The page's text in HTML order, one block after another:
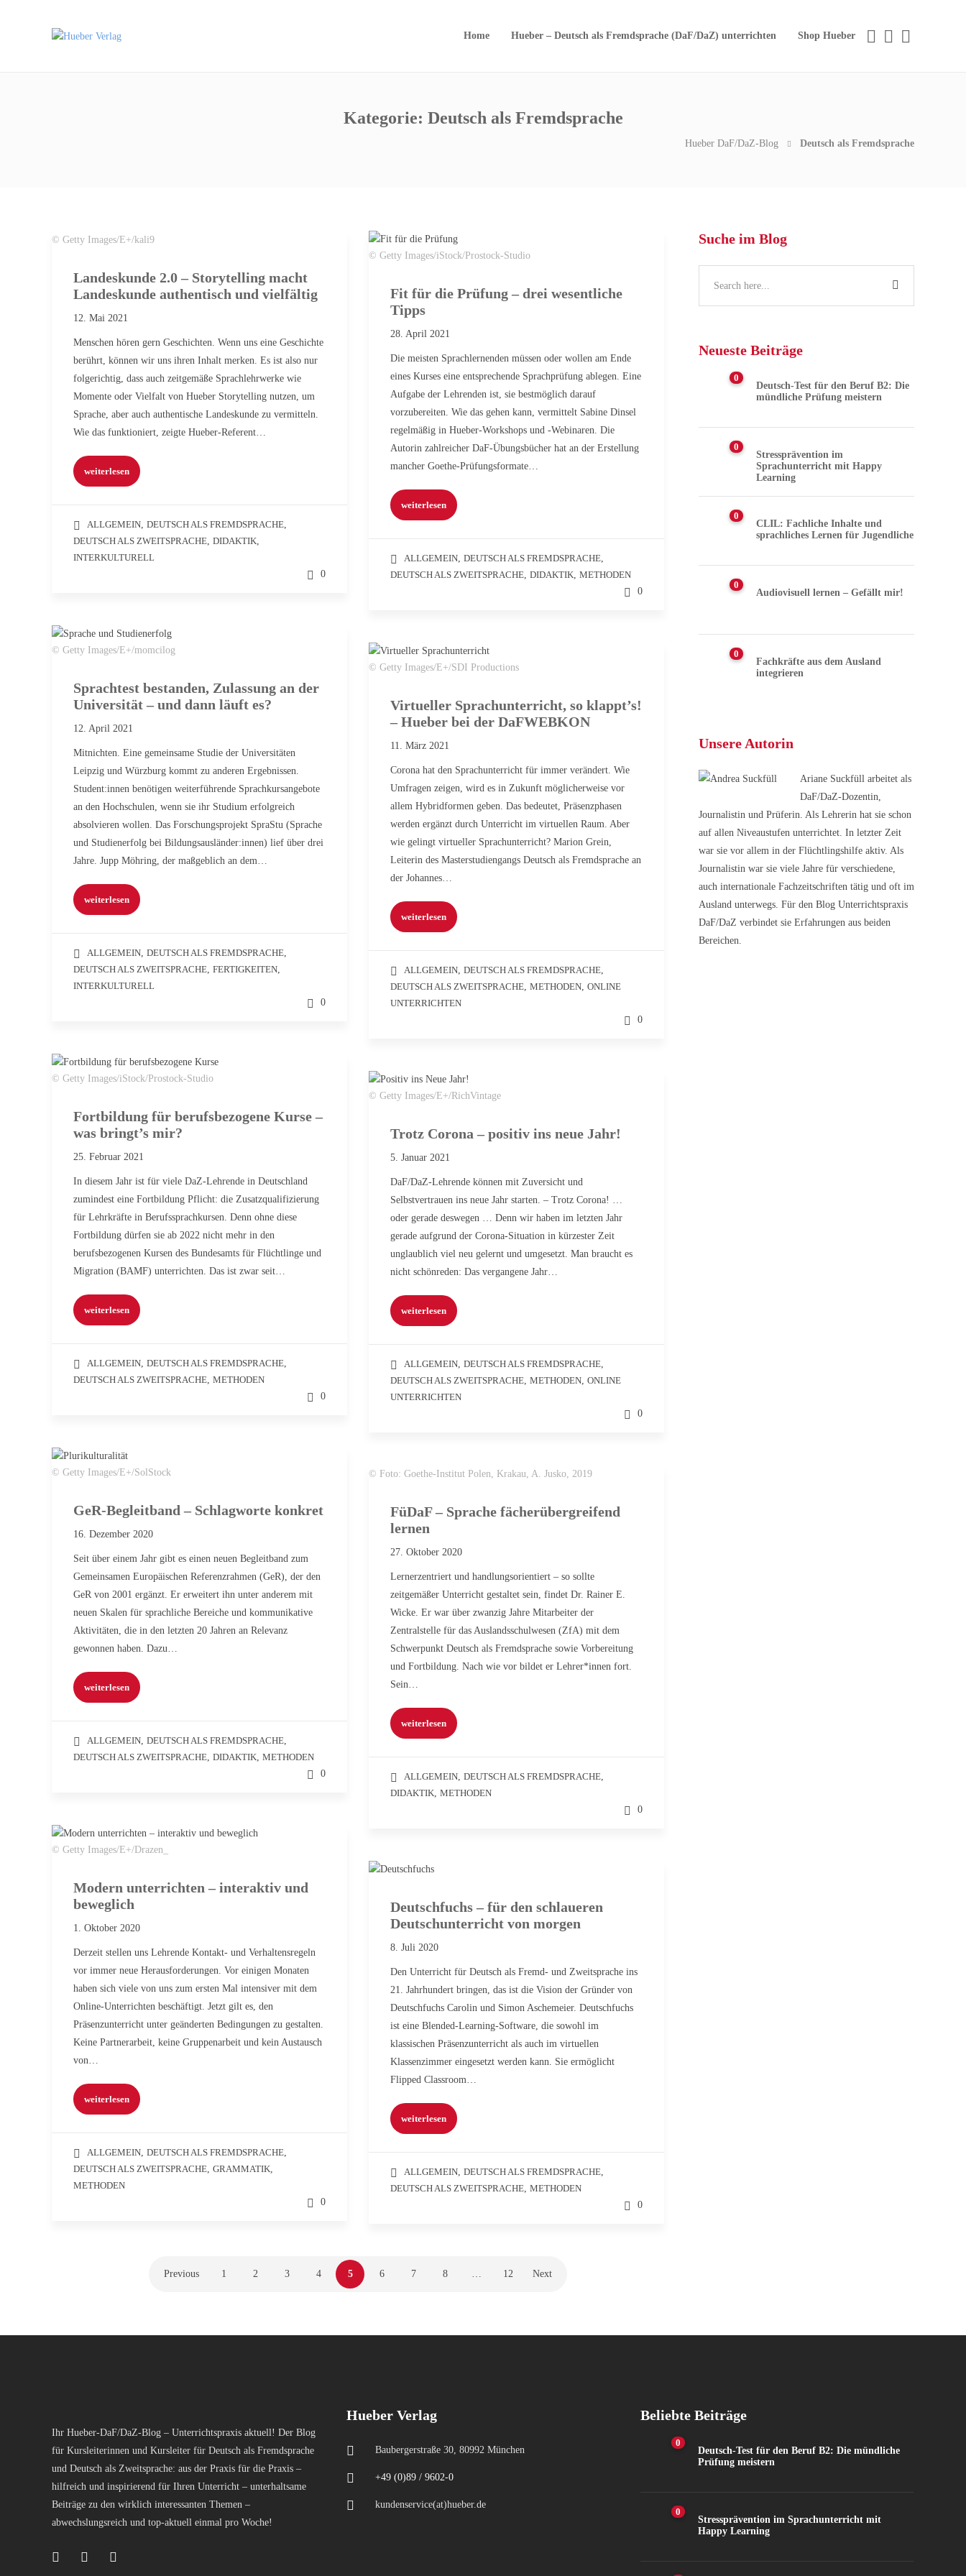
Home Hueber – Deutsch als Fremdsprache (DaF/DaZ) unterrichten Shop Hueber
Kategorie: Deutsch als Fremdsprache
Hueber DaF/DaZ-Blog Deutsch als Fremdsprache
© Getty Images/E+/kali9
Landeskunde 2.0 – Storytelling macht
Landeskunde authentisch und vielfältig
12. Mai 2021
Menschen hören gern Geschichten. Wenn uns eine Geschichte
berührt, können wir uns ihren Inhalt merken. Es ist also nur
folgerichtig, dass auch zeitgemäße Sprachlehrwerke wie
Momente oder Vielfalt von Hueber Storytelling nutzen, um
Sprache, aber auch authentische Landeskunde zu vermitteln.
Wie das funktioniert, zeigte Hueber-Referent…
weiterlesen
ALLGEMEIN, DEUTSCH ALS FREMDSPRACHE,
DEUTSCH ALS ZWEITSPRACHE, DIDAKTIK,
INTERKULTURELL
0
© Getty Images/iStock/Prostock-Studio
Fit für die Prüfung – drei wesentliche
Tipps
28. April 2021
Die meisten Sprachlernenden müssen oder wollen am Ende
eines Kurses eine entsprechende Sprachprüfung ablegen. Eine
Aufgabe der Lehrenden ist, sie bestmöglich darauf
vorzubereiten. Wie das gehen kann, vermittelt Sabine Dinsel
regelmäßig in Hueber-Workshops und -Webinaren. Die
Autorin zahlreicher DaF-Übungsbücher hat an der Erstellung
mancher Goethe-Prüfungsformate…
weiterlesen
ALLGEMEIN, DEUTSCH ALS FREMDSPRACHE,
DEUTSCH ALS ZWEITSPRACHE, DIDAKTIK, METHODEN
0
© Getty Images/E+/momcilog
Sprachtest bestanden, Zulassung an der
Universität – und dann läuft es?
12. April 2021
Mitnichten. Eine gemeinsame Studie der Universitäten
Leipzig und Würzburg kommt zu anderen Ergebnissen.
Student:innen benötigen weiterführende Sprachkursangebote
an den Hochschulen, wenn sie ihr Studium erfolgreich
absolvieren wollen. Das Forschungsprojekt SpraStu (Sprache
und Studienerfolg bei Bildungsausländer:innen) lief über drei
Jahre. Jupp Möhring, der maßgeblich an dem…
weiterlesen
ALLGEMEIN, DEUTSCH ALS FREMDSPRACHE,
DEUTSCH ALS ZWEITSPRACHE, FERTIGKEITEN,
INTERKULTURELL
0
© Getty Images/E+/SDI Productions
Virtueller Sprachunterricht, so klappt’s!
– Hueber bei der DaFWEBKON
11. März 2021
Corona hat den Sprachunterricht für immer verändert. Wie
Umfragen zeigen, wird es in Zukunft möglicherweise vor
allem Hybridformen geben. Das bedeutet, Präsenzphasen
werden ergänzt durch Unterricht im virtuellen Raum. Aber
wie gelingt virtueller Sprachunterricht? Marion Grein,
Leiterin des Masterstudiengangs Deutsch als Fremdsprache an
der Johannes…
weiterlesen
ALLGEMEIN, DEUTSCH ALS FREMDSPRACHE,
DEUTSCH ALS ZWEITSPRACHE, METHODEN, ONLINE
UNTERRICHTEN
0
© Getty Images/iStock/Prostock-Studio
Fortbildung für berufsbezogene Kurse –
was bringt’s mir?
25. Februar 2021
In diesem Jahr ist für viele DaZ-Lehrende in Deutschland
zumindest eine Fortbildung Pflicht: die Zusatzqualifizierung
für Lehrkräfte in Berufssprachkursen. Denn ohne diese
Fortbildung dürfen sie ab 2022 nicht mehr in den
berufsbezogenen Kursen des Bundesamts für Flüchtlinge und
Migration (BAMF) unterrichten. Das ist zwar seit…
weiterlesen
ALLGEMEIN, DEUTSCH ALS FREMDSPRACHE,
DEUTSCH ALS ZWEITSPRACHE, METHODEN
0
© Getty Images/E+/RichVintage
Trotz Corona – positiv ins neue Jahr!
5. Januar 2021
DaF/DaZ-Lehrende können mit Zuversicht und
Selbstvertrauen ins neue Jahr starten. – Trotz Corona! …
oder gerade deswegen … Denn wir haben im letzten Jahr
gerade aufgrund der Corona-Situation in kürzester Zeit
unglaublich viel neu gelernt und umgesetzt. Man braucht es
nicht schönreden: Das vergangene Jahr…
weiterlesen
ALLGEMEIN, DEUTSCH ALS FREMDSPRACHE,
DEUTSCH ALS ZWEITSPRACHE, METHODEN, ONLINE
UNTERRICHTEN
0
© Getty Images/E+/SolStock
GeR-Begleitband – Schlagworte konkret
16. Dezember 2020
Seit über einem Jahr gibt es einen neuen Begleitband zum
Gemeinsamen Europäischen Referenzrahmen (GeR), der den
GeR von 2001 ergänzt. Er erweitert ihn unter anderem mit
neuen Skalen für sprachliche Bereiche und kommunikative
Aktivitäten, die in den letzten 20 Jahren an Relevanz
gewonnen haben. Dazu…
weiterlesen
ALLGEMEIN, DEUTSCH ALS FREMDSPRACHE,
DEUTSCH ALS ZWEITSPRACHE, DIDAKTIK, METHODEN
0
© Foto: Goethe-Institut Polen, Krakau, A. Jusko, 2019
FüDaF – Sprache fächerübergreifend
lernen
27. Oktober 2020
Lernerzentriert und handlungsorientiert – so sollte
zeitgemäßer Unterricht gestaltet sein, findet Dr. Rainer E.
Wicke. Er war über zwanzig Jahre Mitarbeiter der
Zentralstelle für das Auslandsschulwesen (ZfA) mit dem
Schwerpunkt Deutsch als Fremdsprache sowie Vorbereitung
und Fortbildung. Nach wie vor bildet er Lehrer*innen fort.
Sein…
weiterlesen
ALLGEMEIN, DEUTSCH ALS FREMDSPRACHE,
DIDAKTIK, METHODEN
0
© Getty Images/E+/Drazen_
Modern unterrichten – interaktiv und
beweglich
1. Oktober 2020
Derzeit stellen uns Lehrende Kontakt- und Verhaltensregeln
vor immer neue Herausforderungen. Vor einigen Monaten
haben sich viele von uns zum ersten Mal intensiver mit dem
Online-Unterrichten beschäftigt. Jetzt gilt es, den
Präsenzunterricht unter geänderten Bedingungen zu gestalten.
Keine Partnerarbeit, keine Gruppenarbeit und kein Austausch
von…
weiterlesen
ALLGEMEIN, DEUTSCH ALS FREMDSPRACHE,
DEUTSCH ALS ZWEITSPRACHE, GRAMMATIK,
METHODEN
0
Deutschfuchs – für den schlaueren
Deutschunterricht von morgen
8. Juli 2020
Den Unterricht für Deutsch als Fremd- und Zweitsprache ins
21. Jahrhundert bringen, das ist die Vision der Gründer von
Deutschfuchs Carolin und Simon Aschemeier. Deutschfuchs
ist eine Blended-Learning-Software, die sowohl im
klassischen Präsenzunterricht als auch im virtuellen
Klassenzimmer eingesetzt werden kann. Sie ermöglicht
Flipped Classroom…
weiterlesen
ALLGEMEIN, DEUTSCH ALS FREMDSPRACHE,
DEUTSCH ALS ZWEITSPRACHE, METHODEN
0
Previous 1 2 3 4 5 6 7 8 … 12 Next
Suche im Blog
Neueste Beiträge
0
Deutsch-Test für den Beruf B2: Die
mündliche Prüfung meistern
0
Stressprävention im
Sprachunterricht mit Happy
Learning
0
CLIL: Fachliche Inhalte und
sprachliches Lernen für Jugendliche
0
Audiovisuell lernen – Gefällt mir!
0
Fachkräfte aus dem Ausland
integrieren
Unsere Autorin
Ariane Suckfüll arbeitet als
DaF/DaZ-Dozentin,
Journalistin und Prüferin. Als Lehrerin hat sie schon
auf allen Niveaustufen unterrichtet. In letzter Zeit
war sie vor allem in der Flüchtlingshilfe aktiv. Als
Journalistin war sie viele Jahre für verschiedene,
auch internationale Fachzeitschriften tätig und oft im
Ausland unterwegs. Für den Blog Unterrichtspraxis
DaF/DaZ verbindet sie Erfahrungen aus beiden
Bereichen.
Ihr Hueber-DaF/DaZ-Blog – Unterrichtspraxis aktuell! Der Blog
für Kursleiterinnen und Kursleiter für Deutsch als Fremdsprache
und Deutsch als Zweitsprache: aus der Praxis für die Praxis –
hilfreich und inspirierend für Ihren Unterricht – unterhaltsame
Beiträge zu den wirklich interessanten Themen –
abwechslungsreich und top-aktuell einmal pro Woche!
Hueber Verlag
Baubergerstraße 30, 80992 München
+49 (0)89 / 9602-0
kundenservice(at)hueber.de
Beliebte Beiträge
0
Deutsch-Test für den Beruf B2: Die mündliche
Prüfung meistern
0
Stressprävention im Sprachunterricht mit
Happy Learning